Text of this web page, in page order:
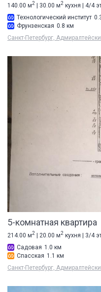
140.00 м2 | 30.00 м2 кухня | 4/4
Технологический институт
Фрунзенская 0.8 км
Санкт-Петербург,
5-комнатная квартира
214.00 м2 | 20.00 м2 кухня | 3/4
Садовая 1.0 км
Спасская 1.1 км
Санкт-Петербург,